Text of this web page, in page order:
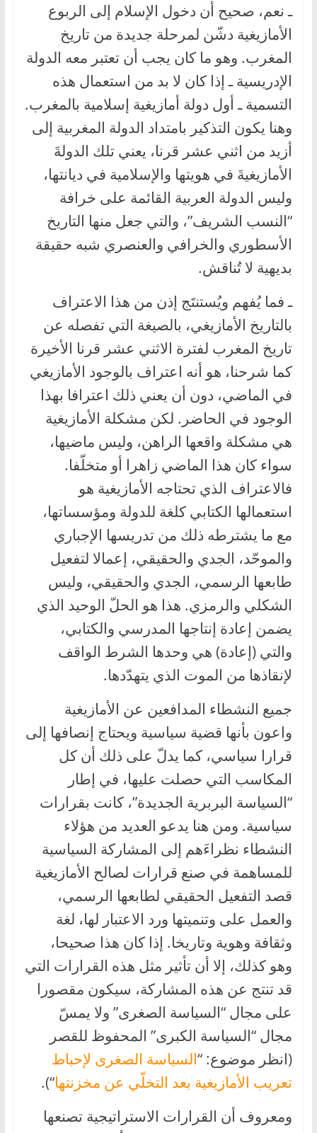
ـ نعم، صحيح أن دخول الإسلام إلى الربوع
الأمازيغية دشّن لمرحلة جديدة من تاريخ
المغرب. وهو ما كان يجب أن تعتبر معه الدولة
الإدريسية ـ إذا كان لا بد من استعمال هذه
التسمية ـ أول دولة أمازيغية إسلامية بالمغرب.
وهنا يكون التذكير بامتداد الدولة المغربية إلى
أزيد من اثني عشر قرنا، يعني تلك الدولةَ
الأمازيغيةَ في هويتها والإسلامية في ديانتها،
وليس الدولة العربية القائمة على خرافة
“النسب الشريف”، والتي جعل منها التاريخ
الأسطوري والخرافي والعنصري شبه حقيقة
بديهية لا تُناقش.
ـ فما يُفهم ويُستنتَج إذن من هذا الاعتراف
بالتاريخ الأمازيغي، بالصيغة التي تفصله عن
تاريخ المغرب لفترة الاثني عشر قرنا الأخيرة
كما شرحنا، هو أنه اعتراف بالوجود الأمازيغي
في الماضي، دون أن يعني ذلك اعترافا بهذا
الوجود في الحاضر. لكن مشكلة الأمازيغية
هي مشكلة واقعها الراهن، وليس ماضيها،
سواء كان هذا الماضي زاهرا أو متخلّفا.
فالاعتراف الذي تحتاجه الأمازيغية هو
استعمالها الكتابي كلغة للدولة ومؤسساتها،
مع ما يشترطه ذلك من تدريسها الإجباري
والموحّد، الجدي والحقيقي، إعمالا لتفعيل
طابعها الرسمي، الجدي والحقيقي، وليس
الشكلي والرمزي. هذا هو الحلّ الوحيد الذي
يضمن إعادة إنتاجها المدرسي والكتابي،
والتي (إعادة) هي وحدها الشرط الواقف
لإنقاذها من الموت الذي يتهدّدها.
جميع النشطاء المدافعين عن الأمازيغية
واعون بأنها قضية سياسية ويحتاج إنصافها إلى
قرارا سياسي، كما يدلّ على ذلك أن كل
المكاسب التي حصلت عليها، في إطار
“السياسة البربرية الجديدة”، كانت بقرارات
سياسية. ومن هنا يدعو العديد من هؤلاء
النشطاء نظراءَهم إلى المشاركة السياسية
للمساهمة في صنع قرارات لصالح الأمازيغية
قصد التفعيل الحقيقي لطابعها الرسمي،
والعمل على وتنميتها ورد الاعتبار لها، لغة
وثقافة وهوية وتاريخا. إذا كان هذا صحيحا،
وهو كذلك، إلا أن تأثير مثل هذه القرارات التي
قد تنتج عن هذه المشاركة، سيكون مقصورا
على مجال “السياسة الصغرى” ولا يمسّ
مجال “السياسة الكبرى” المحفوظ للقصر
(انظر موضوع: “السياسة الصغرى لإحباط
تعريب الأمازيغية بعد التخلّي عن مخزنتها“).
ومعروف أن القرارات الاستراتيجية تصنعها